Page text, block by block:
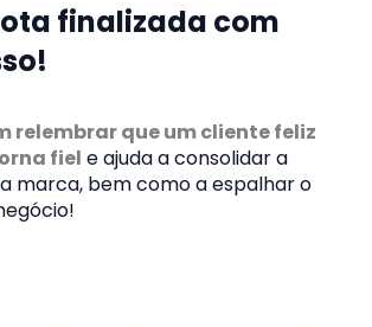
finalizada com
relembrar que um cliente feliz
fiel e ajuda a consolidar a
marca, bem como a espalhar o